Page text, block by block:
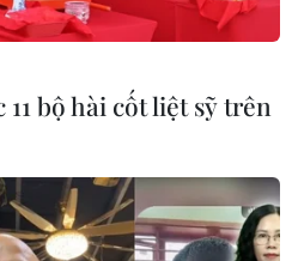
30 năm
bộ hài cốt liệt sỹ trên